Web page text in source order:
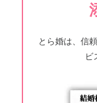
とら婚は、信
ビ